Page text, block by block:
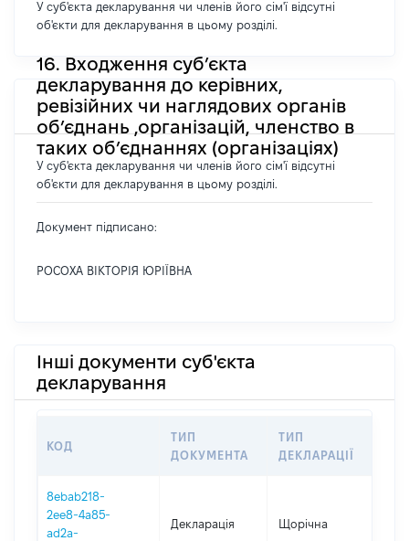
У суб'єкта декларування чи членів його сім'ї відсутні
об'єкти для декларування в цьому розділі.
16. Входження суб’єкта
декларування до керівних,
ревізійних чи наглядових органів
об’єднань ,організацій, членство в
таких об’єднаннях (організаціях)
У суб'єкта декларування чи членів його сім'ї відсутні
об'єкти для декларування в цьому розділі.
Документ підписано:
РОСОХА ВІКТОРІЯ ЮРІЇВНА
Інші документи суб'єкта
декларування
КОД
ТИП
ДОКУМЕНТА
ТИП
ДЕКЛАРАЦІЇ
8ebab218-
2ee8-4a85-
ad2a-
Декларація Щорічна